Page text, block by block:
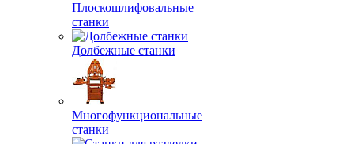
Плоскошлифовальные
станки
Долбежные станки
Многофункциональные
станки